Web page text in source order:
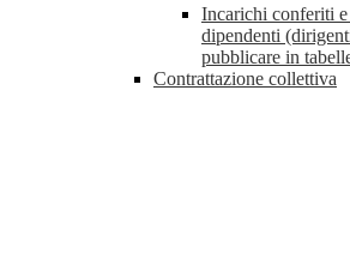
Incarichi conferiti
dipendenti
pubblicare in
Contrattazione collettiva